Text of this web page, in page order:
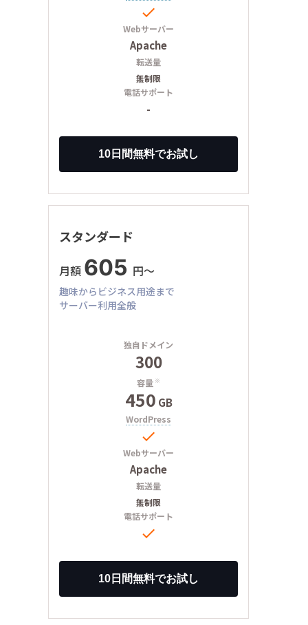

Webサーバー
Apache
転送量
無制限
電話サポート
-
スタンダード
月額 605 円〜
趣味からビジネス用途まで
サーバー利用全般
独自ドメイン
300
容量 ※
450 GB
WordPress

Webサーバー
Apache
転送量
無制限
電話サポート
